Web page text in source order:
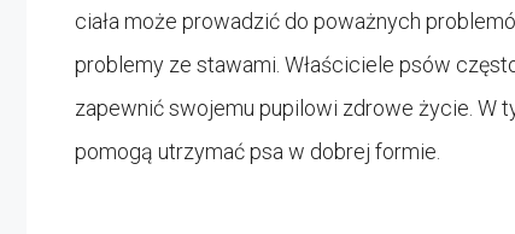
ciała może prowadzić do poważnych
problemy ze stawami. Właściciele psów
zapewnić swojemu pupilowi zdrowe życie. W
pomogą utrzymać psa w dobrej formie.